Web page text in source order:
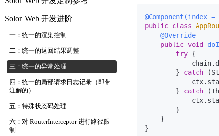
Solon Web 开发进阶
一：统一的渲染控制
二：统一的返回结果调整
三：统一的异常处理
四：统一的局部请求日志记录（即带
注解的）
五：特殊状态码处理
六：对 RouterInterceptor 进行路径限
制
@Component(index
public class
@Override
public void
try {
        }
catch
        }
catch
        }
    }